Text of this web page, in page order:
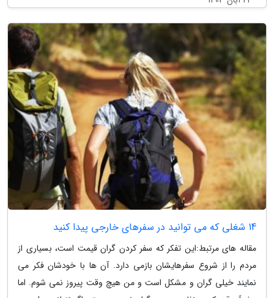
14 شغلی که می توانید در سفرهای خارجی پیدا کنید
مقاله های مرتبط:این تفکر که سفر کردن گران قیمت است، بسیاری از
مردم را از شروع سفرهایشان بازمی دارد. آن ها با خودشان فکر می
نمایند خیلی گران و مشکل است و من هیچ وقت پیروز نمی شوم. اما